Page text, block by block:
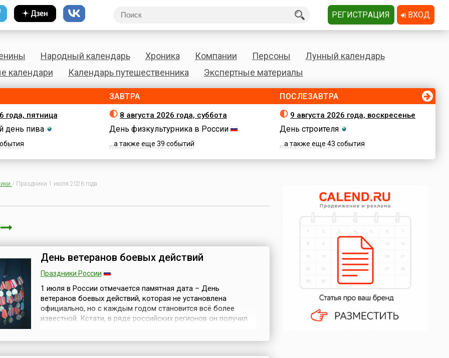
Народный календарь Хроника Компании Персоны
Лунный календарь
календари
Календарь путешественника Экспертные материалы
года, пятница
день пива
ЗАВТРА
8 августа 2026 года, суббота
День физкультурника в России
...а также еще 39 событий
ПОСЛЕЗАВТРА
9 августа 2026 года, воскресенье
День строителя
...а также еще 43 события
/ Праздники 1 июля 2026 года
День ветеранов боевых действий
Праздники России
1 июля в России отмечается памятная дата – День
ветеранов боевых действий, которая не установлена
официально, но с каждым годом становится всё более
известной. Кстати, в ряде российских регионов он получил
РЕГИСТРАЦИЯ ВХОД